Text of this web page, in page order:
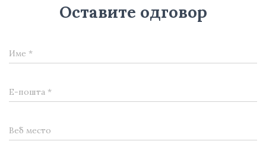
Оставите одговор
Име *
Е-пошта *
Веб место